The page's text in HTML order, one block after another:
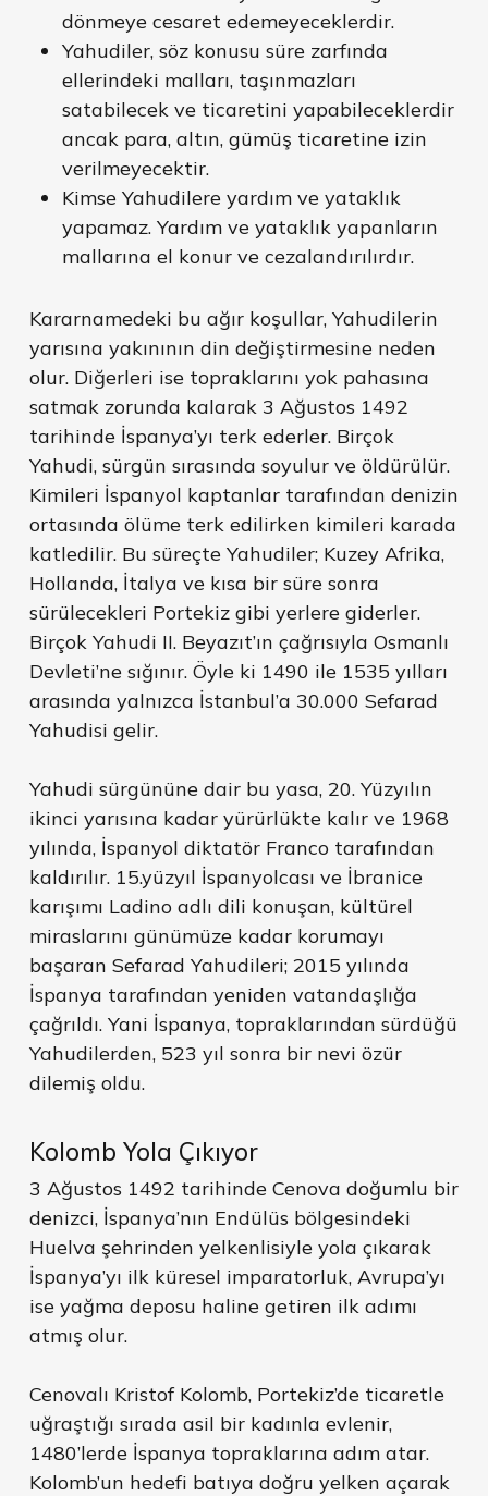
dönmeye cesaret edemeyeceklerdir.
Yahudiler, söz konusu süre zarfında
ellerindeki malları, taşınmazları
satabilecek ve ticaretini yapabileceklerdir
ancak para, altın, gümüş ticaretine izin
verilmeyecektir.
Kimse Yahudilere yardım ve yataklık
yapamaz. Yardım ve yataklık yapanların
mallarına el konur ve cezalandırılırdır.
Kararnamedeki bu ağır koşullar, Yahudilerin
yarısına yakınının din değiştirmesine neden
olur. Diğerleri ise topraklarını yok pahasına
satmak zorunda kalarak 3 Ağustos 1492
tarihinde İspanya’yı terk ederler. Birçok
Yahudi, sürgün sırasında soyulur ve öldürülür.
Kimileri İspanyol kaptanlar tarafından denizin
ortasında ölüme terk edilirken kimileri karada
katledilir. Bu süreçte Yahudiler; Kuzey Afrika,
Hollanda, İtalya ve kısa bir süre sonra
sürülecekleri Portekiz gibi yerlere giderler.
Birçok Yahudi II. Beyazıt’ın çağrısıyla Osmanlı
Devleti’ne sığınır. Öyle ki 1490 ile 1535 yılları
arasında yalnızca İstanbul’a 30.000 Sefarad
Yahudisi gelir.
Yahudi sürgününe dair bu yasa, 20. Yüzyılın
ikinci yarısına kadar yürürlükte kalır ve 1968
yılında, İspanyol diktatör Franco tarafından
kaldırılır. 15.yüzyıl İspanyolcası ve İbranice
karışımı Ladino adlı dili konuşan, kültürel
miraslarını günümüze kadar korumayı
başaran Sefarad Yahudileri; 2015 yılında
İspanya tarafından yeniden vatandaşlığa
çağrıldı. Yani İspanya, topraklarından sürdüğü
Yahudilerden, 523 yıl sonra bir nevi özür
dilemiş oldu.
Kolomb Yola Çıkıyor
3 Ağustos 1492 tarihinde Cenova doğumlu bir
denizci, İspanya’nın Endülüs bölgesindeki
Huelva şehrinden yelkenlisiyle yola çıkarak
İspanya’yı ilk küresel imparatorluk, Avrupa’yı
ise yağma deposu haline getiren ilk adımı
atmış olur.
Cenovalı Kristof Kolomb, Portekiz’de ticaretle
uğraştığı sırada asil bir kadınla evlenir,
1480’lerde İspanya topraklarına adım atar.
Kolomb’un hedefi batıya doğru yelken açarak